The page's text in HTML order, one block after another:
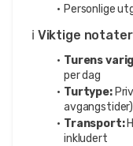
Personlige
ℹ️ Viktige notater
Turens
per dag
Turtype:
avgangstider)
Transport:
inkludert